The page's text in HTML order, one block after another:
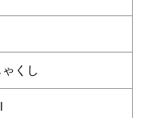
くし